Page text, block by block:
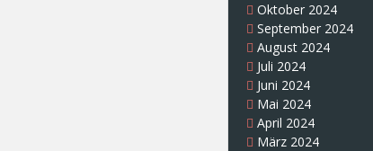
Oktober 2024
September 2024
August 2024
Juli 2024
Juni 2024
Mai 2024
April 2024
März 2024